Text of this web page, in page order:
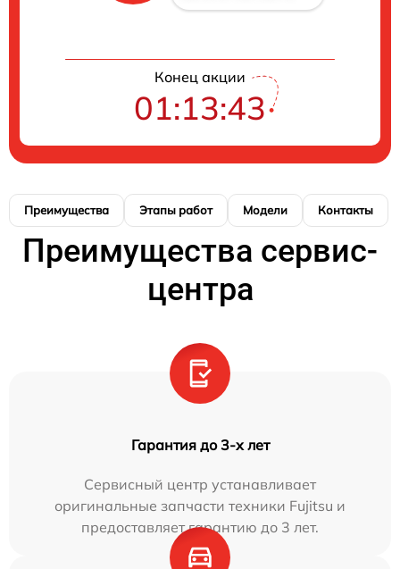
Конец акции
01:13:43
Преимущества Этапы работ Модели Контакты
Преимущества сервис-
центра
Гарантия до 3-х лет
Сервисный центр устанавливает
оригинальные запчасти техники Fujitsu и
предоставляет гарантию до 3 лет.